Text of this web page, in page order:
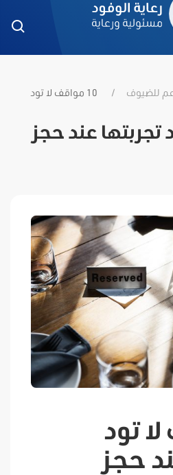
للضيوف
10 مواقف لا تود
تجربتها عند حجز
لا تود
حجز